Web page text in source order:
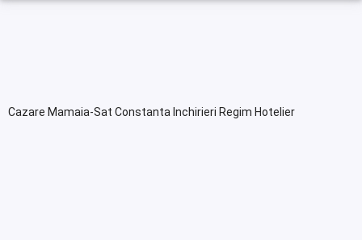
Cazare Mamaia-Sat Constanta Inchirieri Regim Hotelier